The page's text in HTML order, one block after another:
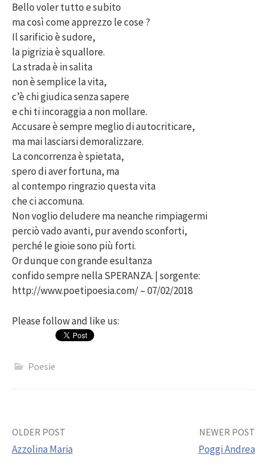
Bello voler tutto e subito
ma così come apprezzo le cose ?
Il sarificio è sudore,
la pigrizia è squallore.
La strada è in salita
non è semplice la vita,
c’è chi giudica senza sapere
e chi ti incoraggia a non mollare.
Accusare è sempre meglio di autocriticare,
ma mai lasciarsi demoralizzare.
La concorrenza è spietata,
spero di aver fortuna, ma
al contempo ringrazio questa vita
che ci accomuna.
Non voglio deludere ma neanche rimpiagermi
perciò vado avanti, pur avendo sconforti,
perché le gioie sono più forti.
Or dunque con grande esultanza
confido sempre nella SPERANZA. | sorgente:
http://www.poetipoesia.com/ – 07/02/2018
Please follow and like us:
Poesie
Post
OLDER POST
Azzolina Maria
NEWER POST
Poggi Andrea